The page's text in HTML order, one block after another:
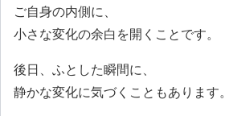
ご自身の内側に、
小さな変化の余白を開くことです。
後日、ふとした瞬間に、
静かな変化に気づくこともあります。